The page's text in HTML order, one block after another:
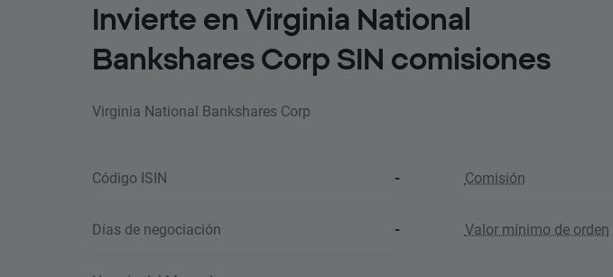
Invierte en Virginia National
Bankshares Corp SIN comisiones
Virginia National Bankshares Corp
Código ISIN - Comisión
Días de negociación - Valor mínimo de orden